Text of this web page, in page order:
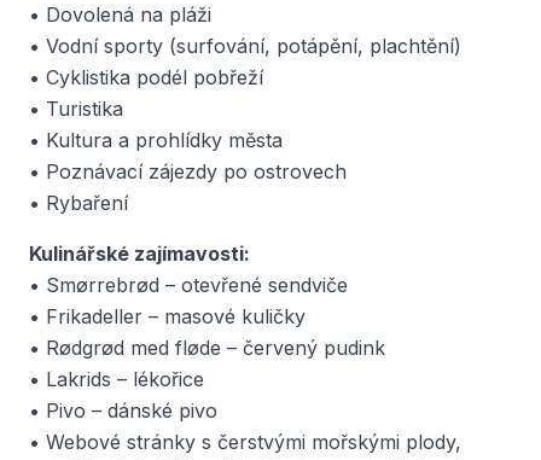
• Dovolená na pláži
• Vodní sporty (surfování, potápění, plachtění)
• Cyklistika podél pobřeží
• Turistika
• Kultura a prohlídky města
• Poznávací zájezdy po ostrovech
• Rybaření
Kulinářské zajímavosti:
• Smørrebrød – otevřené sendviče
• Frikadeller – masové kuličky
• Rødgrød med fløde – červený pudink
• Lakrids – lékořice
• Pivo – dánské pivo
• Webové stránky s čerstvými mořskými plody,